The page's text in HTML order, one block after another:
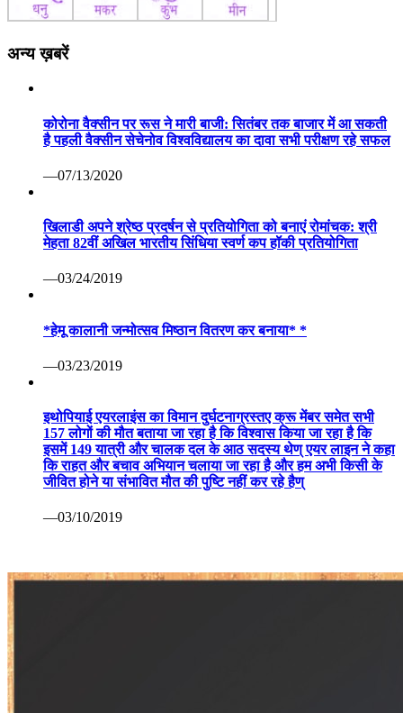
अन्य ख़बरें
कोरोना वैक्सीन पर रूस ने मारी बाजी: सितंबर तक बाजार में आ सकती
है पहली वैक्सीन सेचेनोव विश्वविद्यालय का दावा सभी परीक्षण रहे सफल
—07/13/2020
खिलाडी अपने श्रेष्ठ प्रदर्षन से प्रतियोगिता को बनाएं रोमांचक: श्री
मेहता 82वीं अखिल भारतीय सिंधिया स्वर्ण कप हॉकी प्रतियोगिता
—03/24/2019
*हेमू कालानी जन्मोत्सव मिष्ठान वितरण कर बनाया* *
—03/23/2019
इथोपियाई एयरलाइंस का विमान दुर्घटनाग्रस्तए क्रू मेंबर समेत सभी
157 लोगों की मौत बताया जा रहा है कि विश्वास किया जा रहा है कि
इसमें 149 यात्री और चालक दल के आठ सदस्य थेण् एयर लाइन ने कहा
कि राहत और बचाव अभियान चलाया जा रहा है और हम अभी किसी के
जीवित होने या संभावित मौत की पुष्टि नहीं कर रहे हैण्
—03/10/2019